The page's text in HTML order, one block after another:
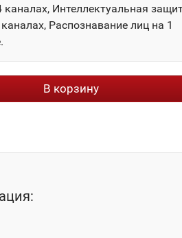
Интеллектуальная
Распознавание лиц на 1
В корзину